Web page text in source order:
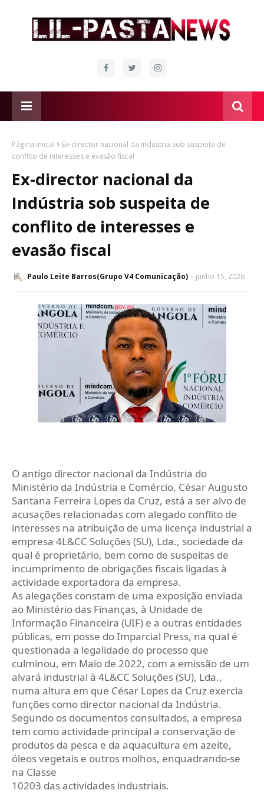
Página inicial
Ex-director nacional da Indústria sob suspeita de
conflito de interesses e evasão fiscal
Ex-director nacional da
Indústria sob suspeita de
conflito de interesses e
evasão fiscal
Paulo Leite Barros(Grupo V4 Comunicação) junho 15, 2026
O antigo director nacional da Indústria do
Ministério da Indústria e Comércio, César Augusto
Santana Ferreira Lopes da Cruz, está a ser alvo de
acusações relacionadas com alegado conflito de
interesses na atribuição de uma licença industrial a
empresa 4L&CC Soluções (SU), Lda., sociedade da
qual é proprietário, bem como de suspeitas de
incumprimento de obrigações fiscais ligadas à
actividade exportadora da empresa.
As alegações constam de uma exposição enviada
ao Ministério das Finanças, à Unidade de
Informação Financeira (UIF) e a outras entidades
públicas, em posse do Imparcial Press, na qual é
questionada a legalidade do processo que
culminou, em Maio de 2022, com a emissão de um
alvará industrial à 4L&CC Soluções (SU), Lda.,
numa altura em que César Lopes da Cruz exercia
funções como director nacional da Indústria.
Segundo os documentos consultados, a empresa
tem como actividade principal a conservação de
produtos da pesca e da aquacultura em azeite,
óleos vegetais e outros molhos, enquadrando-se
na Classe
10203 das actividades industriais.